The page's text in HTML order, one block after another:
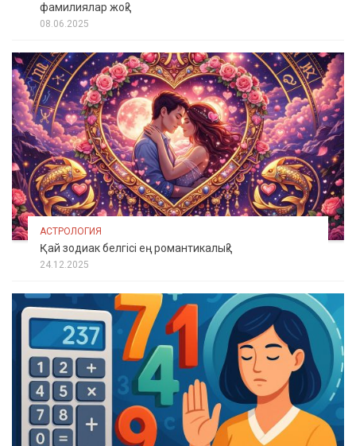
фамилиялар жоқ?
08.06.2025
АСТРОЛОГИЯ
Қай зодиак белгісі ең романтикалық?
24.12.2025